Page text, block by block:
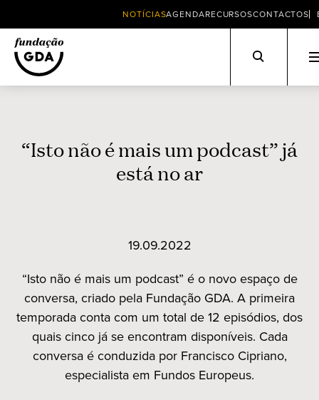
NOTÍCIASAGENDARECURSOSCONTACTOS
“Isto não é mais um podcast” já
está no ar
19.09.2022
“Isto não é mais um podcast” é o novo espaço de
conversa, criado pela Fundação GDA. A primeira
temporada conta com um total de 12 episódios, dos
quais cinco já se encontram disponíveis. Cada
conversa é conduzida por Francisco Cipriano,
especialista em Fundos Europeus.